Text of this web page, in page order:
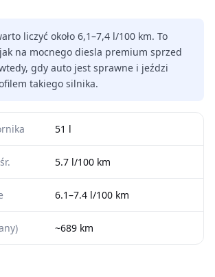
liczyć około 6,1–7,4 l/100 km. To
na mocnego diesla premium sprzed
gdy auto jest sprawne i jeździ
takiego silnika.
51 l
5.7 l/100 km
6.1–7.4 l/100 km
~689 km